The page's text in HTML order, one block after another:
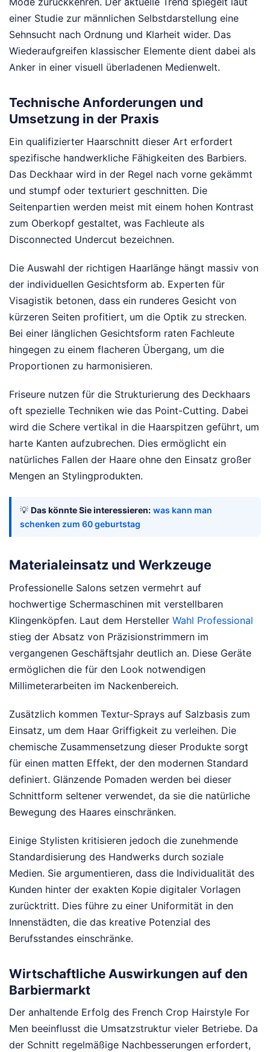
einer Studie zur männlichen Selbstdarstellung eine
Sehnsucht nach Ordnung und Klarheit wider. Das
Wiederaufgreifen klassischer Elemente dient dabei als
Anker in einer visuell überladenen Medienwelt.
Technische Anforderungen und
Umsetzung in der Praxis
Ein qualifizierter Haarschnitt dieser Art erfordert
spezifische handwerkliche Fähigkeiten des Barbiers.
Das Deckhaar wird in der Regel nach vorne gekämmt
und stumpf oder texturiert geschnitten. Die
Seitenpartien werden meist mit einem hohen Kontrast
zum Oberkopf gestaltet, was Fachleute als
Disconnected Undercut bezeichnen.
Die Auswahl der richtigen Haarlänge hängt massiv von
der individuellen Gesichtsform ab. Experten für
Visagistik betonen, dass ein runderes Gesicht von
kürzeren Seiten profitiert, um die Optik zu strecken.
Bei einer länglichen Gesichtsform raten Fachleute
hingegen zu einem flacheren Übergang, um die
Proportionen zu harmonisieren.
Friseure nutzen für die Strukturierung des Deckhaars
oft spezielle Techniken wie das Point-Cutting. Dabei
wird die Schere vertikal in die Haarspitzen geführt, um
harte Kanten aufzubrechen. Dies ermöglicht ein
natürliches Fallen der Haare ohne den Einsatz großer
Mengen an Stylingprodukten.
💡 Das könnte Sie interessieren: was kann man
schenken zum 60 geburtstag
Materialeinsatz und Werkzeuge
Professionelle Salons setzen vermehrt auf
hochwertige Schermaschinen mit verstellbaren
Klingenköpfen. Laut dem Hersteller Wahl Professional
stieg der Absatz von Präzisionstrimmern im
vergangenen Geschäftsjahr deutlich an. Diese Geräte
ermöglichen die für den Look notwendigen
Millimeterarbeiten im Nackenbereich.
Zusätzlich kommen Textur-Sprays auf Salzbasis zum
Einsatz, um dem Haar Griffigkeit zu verleihen. Die
chemische Zusammensetzung dieser Produkte sorgt
für einen matten Effekt, der den modernen Standard
definiert. Glänzende Pomaden werden bei dieser
Schnittform seltener verwendet, da sie die natürliche
Bewegung des Haares einschränken.
Einige Stylisten kritisieren jedoch die zunehmende
Standardisierung des Handwerks durch soziale
Medien. Sie argumentieren, dass die Individualität des
Kunden hinter der exakten Kopie digitaler Vorlagen
zurücktritt. Dies führe zu einer Uniformität in den
Innenstädten, die das kreative Potenzial des
Berufsstandes einschränke.
Wirtschaftliche Auswirkungen auf den
Barbiermarkt
Der anhaltende Erfolg des French Crop Hairstyle For
Men beeinflusst die Umsatzstruktur vieler Betriebe. Da
der Schnitt regelmäßige Nachbesserungen erfordert,